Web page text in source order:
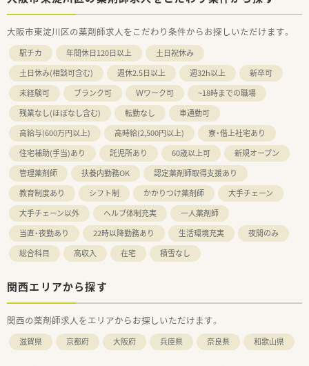
大阪市東淀川区の薬剤師求人をこだわり条件からお探しいただけます。
駅チカ 年間休日120日以上
土日祝休み
土日休み(相談可含む)
週休2.5日以上 週32h以上
新卒可
未経験可
ブランク可 Ｗワーク可
~18時までの職場
残業なし(ほぼなし含む)
転勤なし
車通勤可
高給与(600万円以上)
高時給(2,500円以上)
寮・借上社宅あり
住宅補助(手当)あり
託児所あり 60歳以上可
新規オープン
管理薬剤師
扶養内勤務OK
認定薬剤師取得支援あり
教育制度あり
シフト制 かかりつけ薬剤師
大手チェーン
大手チェーン以外
ヘルプ体制充実
一人薬剤師
当直・夜勤あり
22時以降勤務あり 生活環境充実
夜間のみ
総合科目
高収入 在宅 積雪なし
関西エリアから探す
関西の薬剤師求人をエリアからお探しいただけます。
滋賀県 京都府 大阪府 兵庫県 奈良県 和歌山県